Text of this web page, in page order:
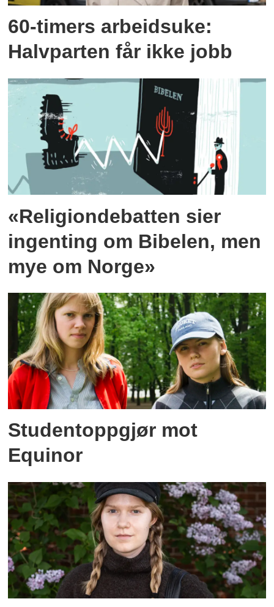
60-timers arbeidsuke:
Halvparten får ikke jobb
«Religiondebatten sier
ingenting om Bibelen, men
mye om Norge»
Studentoppgjør mot
Equinor